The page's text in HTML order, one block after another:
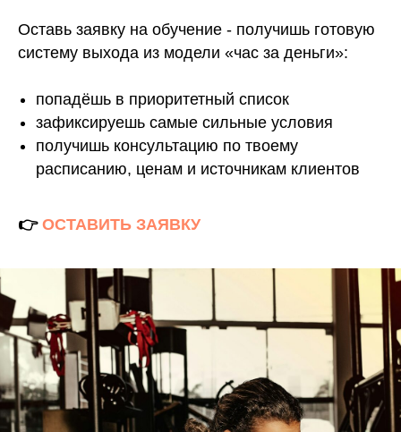
Оставь заявку на обучение - получишь готовую
систему выхода из модели «час за деньги»:
попадёшь в приоритетный список
зафиксируешь самые сильные условия
получишь консультацию по твоему
расписанию, ценам и источникам клиентов
👉 ОСТАВИТЬ ЗАЯВКУ